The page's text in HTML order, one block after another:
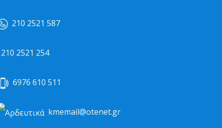
210 2521 587
210 2521 254
6976 610 511
kmemail@otenet.gr